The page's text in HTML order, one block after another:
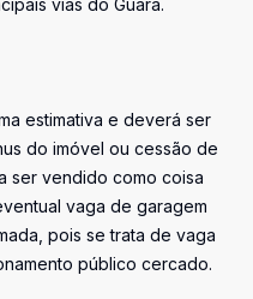
vias do Guará.
estimativa e deverá ser
do imóvel ou cessão de
ser vendido como coisa
vaga de garagem
pois se trata de vaga
público cercado.